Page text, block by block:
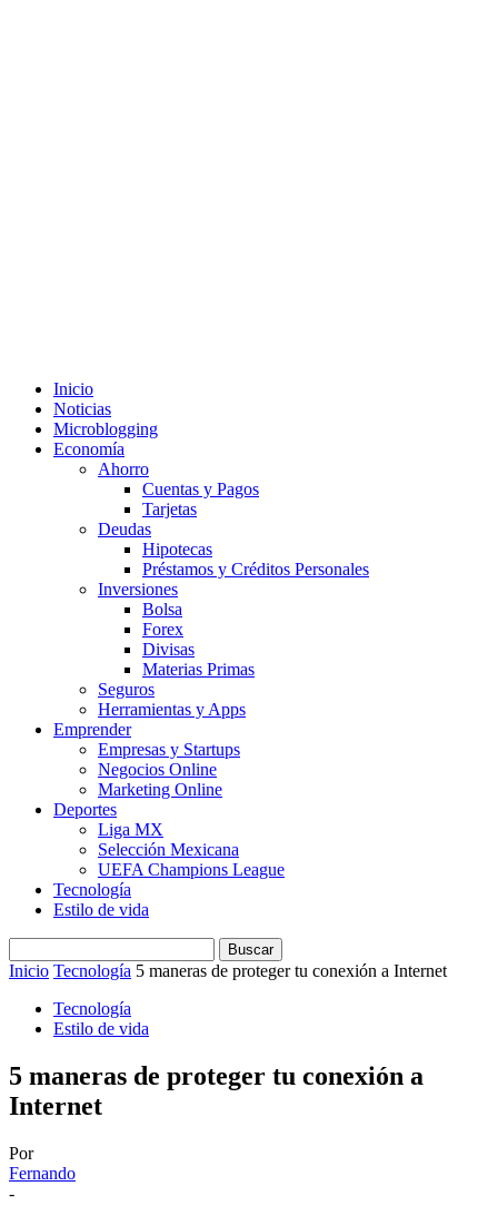
Inicio
Noticias
Microblogging
Economía
Ahorro
Cuentas y Pagos
Tarjetas
Deudas
Hipotecas
Préstamos y Créditos Personales
Inversiones
Bolsa
Forex
Divisas
Materias Primas
Seguros
Herramientas y Apps
Emprender
Empresas y Startups
Negocios Online
Marketing Online
Deportes
Liga MX
Selección Mexicana
UEFA Champions League
Tecnología
Estilo de vida
Inicio Tecnología 5 maneras de proteger tu conexión a Internet
Tecnología
Estilo de vida
5 maneras de proteger tu conexión a
Internet
Por
Fernando
-